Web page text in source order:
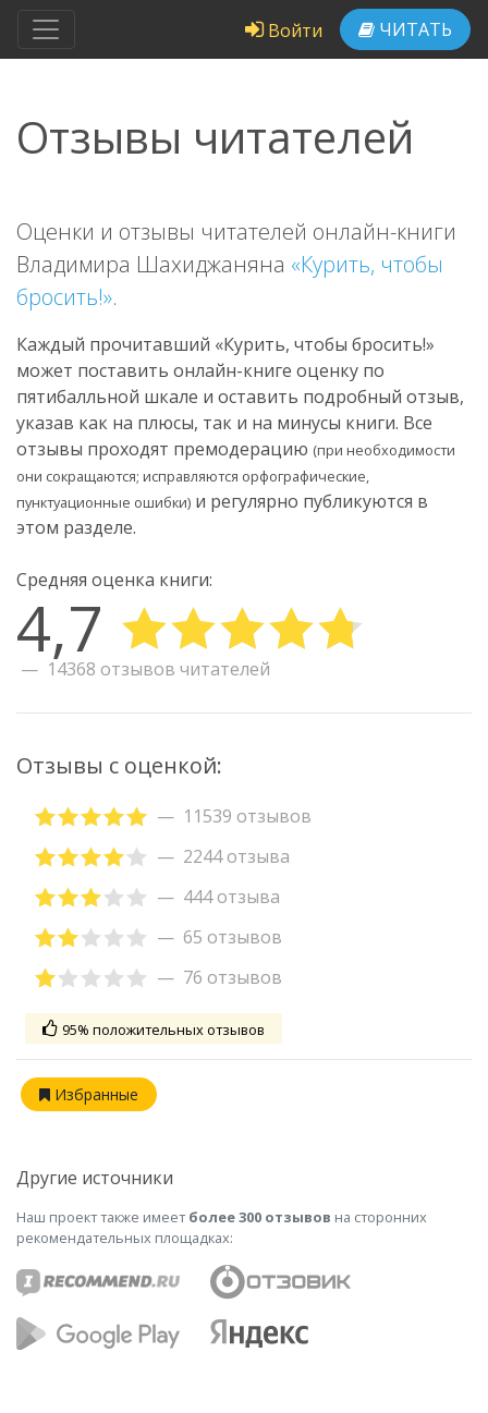
Войти ЧИТАТЬ
Отзывы читателей
Оценки и отзывы читателей онлайн-книги
Владимира Шахиджаняна «Курить, чтобы
бросить!».
Каждый прочитавший «Курить, чтобы бросить!»
может поставить онлайн-книге оценку по
пятибалльной шкале и оставить подробный отзыв,
указав как на плюсы, так и на минусы книги. Все
отзывы проходят премодерацию (при необходимости
они сокращаются; исправляются орфографические,
пунктуационные ошибки) и регулярно публикуются в
этом разделе.
Средняя оценка книги:
4,7
14368 отзывов читателей
Отзывы с оценкой:
11539 отзывов
2244 отзыва
444 отзыва
65 отзывов
76 отзывов
95% положительных отзывов
Избранные
Другие источники
Наш проект также имеетболее 300 отзывов на сторонних
рекомендательных площадках: